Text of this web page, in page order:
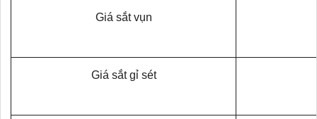
Giá sắt vụn
Giá sắt gỉ sét